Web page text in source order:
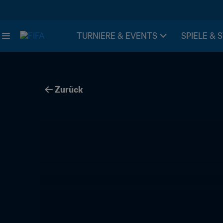
TURNIERE & EVENTS SPIELE &
Zurück